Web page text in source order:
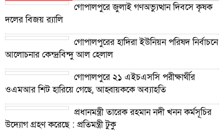
গোপালপুরে জুলাই গণঅভ্যুত্থান দিবসে কৃষক
দলের বিজয় র‍্যালি
গোপালপুরের হাদিরা ইউনিয়ন পরিষদ নির্বাচনে
আলোচনার কেন্দ্রবিন্দু আল হেলাল
গোপালপুরে ২১ এইচএসসি পরীক্ষার্থীর
ওএমআর শিট হারিয়ে গেছে, আহ্বায়ককে অব্যাহতি
প্রধানমন্ত্রী তারেক রহমান নদী খনন কর্মসূচির
উদ্যোগ গ্রহণ করেছে : প্রতিমন্ত্রী টুকু